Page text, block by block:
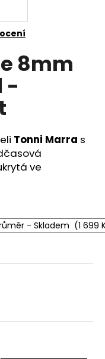
8mm
-
Tonni Marra s
ve